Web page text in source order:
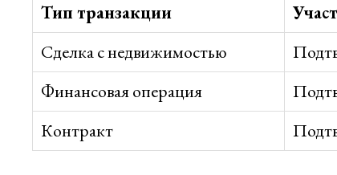
Тип транзакции
Сделка с недвижимостью
Финансовая операция
Контракт